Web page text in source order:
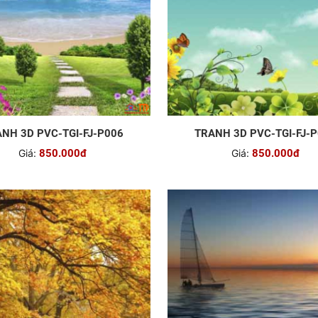
3D PVC-TGI-FJ-P006
Giá: 850.000đ
TRANH 3D PVC-TGI-FJ-
Giá: 850.000đ